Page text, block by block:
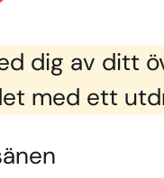
dig av ditt
med ett